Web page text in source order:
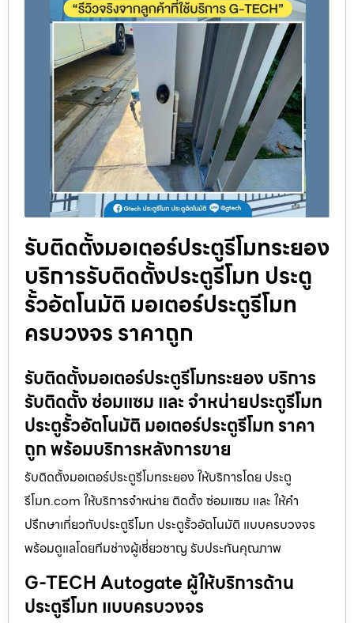
รับติดตั้งมอเตอร์ประตูรีโมทระยอง
บริการรับติดตั้งประตูรีโมท ประตู
รั้วอัตโนมัติ มอเตอร์ประตูรีโมท
ครบวงจร ราคาถูก
รับติดตั้งมอเตอร์ประตูรีโมทระยอง บริการ
รับติดตั้ง ซ่อมแซม และ จำหน่ายประตูรีโมท
ประตูรั้วอัตโนมัติ มอเตอร์ประตูรีโมท ราคา
ถูก พร้อมบริการหลังการขาย
รับติดตั้งมอเตอร์ประตูรีโมทระยอง ให้บริการโดย ประตู
รีโมท.com ให้บริการจำหน่าย ติดตั้ง ซ่อมแซม และ ให้คำ
ปรึกษาเกี่ยวกับประตูรีโมท ประตูรั้วอัตโนมัติ แบบครบวงจร
พร้อมดูแลโดยทีมช่างผู้เชี่ยวชาญ รับประกันคุณภาพ
G-TECH Autogate ผู้ให้บริการด้าน
ประตูรีโมท แบบครบวงจร